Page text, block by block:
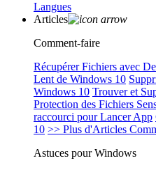
Langues
Articles
Comment-faire
Récupérer Fichiers avec
Lent de Windows 10
Windows 10 Trouver et
Protection des Fichiers
raccourci pour Lancer App
10 >> Plus d'Articles
Astuces pour Windows